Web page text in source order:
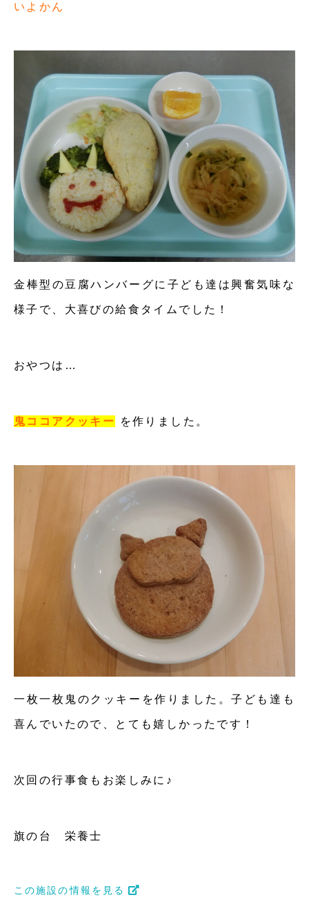
いよかん
金棒型の豆腐ハンバーグに子ども達は興奮気味な
様子で、大喜びの給食タイムでした！
おやつは…
鬼ココアクッキー を作りました。
一枚一枚鬼のクッキーを作りました。子ども達も
喜んでいたので、とても嬉しかったです！
次回の行事食もお楽しみに♪
旗の台 栄養士
この施設の情報を見る